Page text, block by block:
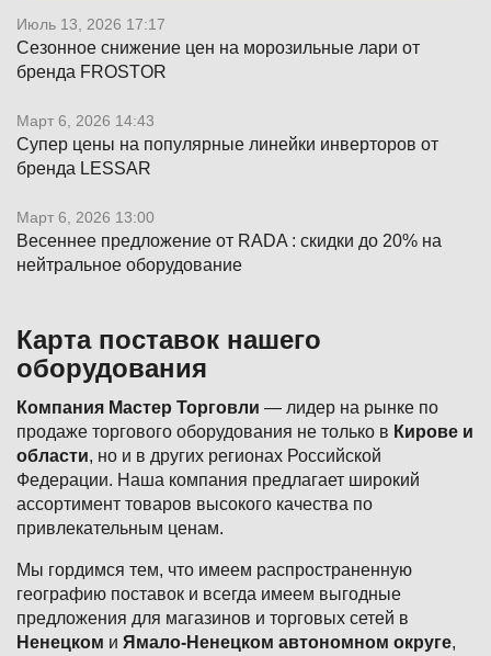
Июль 13, 2026 17:17
Сезонное снижение цен на морозильные лари от
бренда FROSTOR
Март 6, 2026 14:43
Супер цены на популярные линейки инверторов от
бренда LESSAR
Март 6, 2026 13:00
Весеннее предложение от RADA : скидки до 20% на
нейтральное оборудование
Карта поставок нашего
оборудования
Компания Мастер Торговли — лидер на рынке по
продаже торгового оборудования не только в Кирове и
области, но и в других регионах Российской
Федерации. Наша компания предлагает широкий
ассортимент товаров высокого качества по
привлекательным ценам.
Мы гордимся тем, что имеем распространенную
географию поставок и всегда имеем выгодные
предложения для магазинов и торговых сетей в
Ненецком и Ямало-Ненецком автономном округе,